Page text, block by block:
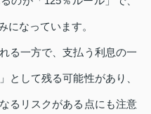
になっています。
る一方で、支払う利息の一
として残る可能性があり、
るリスクがある点にも注意